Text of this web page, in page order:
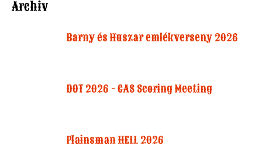
Archiv
Barny és Huszar emlékverseny 2026
DOT 2026 - CAS Scoring Meeting
Plainsman HELL 2026